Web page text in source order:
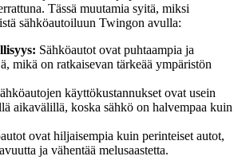
Tässä muutamia syitä, miksi
sähköautoiluun Twingon avulla:
Sähköautot ovat puhtaampia ja
mikä on ratkaisevan tärkeää ympäristön
käyttökustannukset ovat usein
aikavälillä, koska sähkö on halvempaa kuin
ovat hiljaisempia kuin perinteiset autot,
ja vähentää melusaastetta.